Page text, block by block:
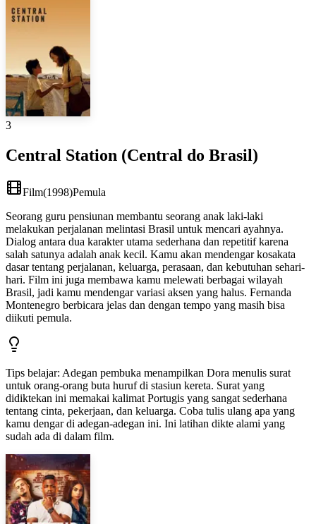
3
Central Station (Central do Brasil)
Film(1998)Pemula
Seorang guru pensiunan membantu seorang anak laki-laki
melakukan perjalanan melintasi Brasil untuk mencari ayahnya.
Dialog antara dua karakter utama sederhana dan repetitif karena
salah satunya adalah anak kecil. Kamu akan mendengar kosakata
dasar tentang perjalanan, keluarga, perasaan, dan kebutuhan sehari-
hari. Film ini juga membawa kamu melewati berbagai wilayah
Brasil, jadi kamu mendengar variasi aksen yang halus. Fernanda
Montenegro berbicara jelas dan dengan tempo yang masih bisa
diikuti pemula.
Tips belajar: Adegan pembuka menampilkan Dora menulis surat
untuk orang-orang buta huruf di stasiun kereta. Surat yang
didiktekan ini memakai kalimat Portugis yang sangat sederhana
tentang cinta, pekerjaan, dan keluarga. Coba tulis ulang apa yang
kamu dengar di adegan-adegan ini. Ini latihan dikte alami yang
sudah ada di dalam film.